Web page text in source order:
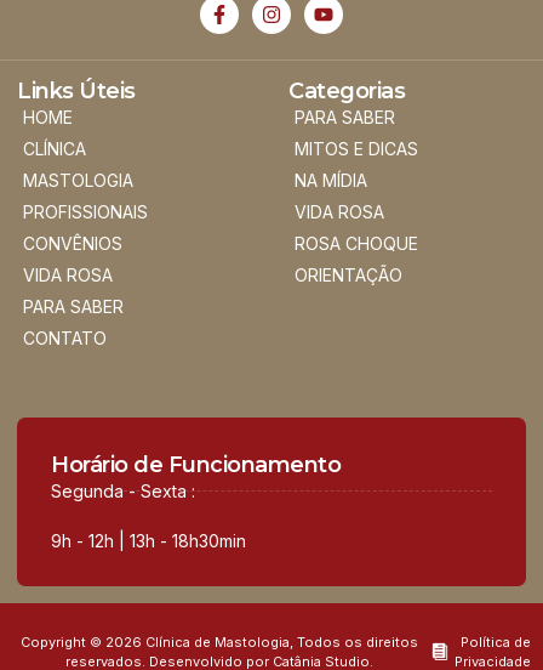
Links Úteis
HOME
CLÍNICA
MASTOLOGIA
PROFISSIONAIS
CONVÊNIOS
VIDA ROSA
PARA SABER
CONTATO
Categorias
PARA SABER
MITOS E DICAS
NA MÍDIA
VIDA ROSA
ROSA CHOQUE
ORIENTAÇÃO
Horário de Funcionamento
Segunda - Sexta :
9h - 12h | 13h - 18h30min
Copyright © 2026 Clínica de Mastologia, Todos os direitos
reservados. Desenvolvido por Catânia Studio.
Política de
Privacidade